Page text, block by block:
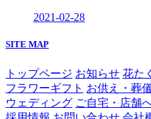
2021-02-28
SITE MAP
トップページ お知らせ 花た
フラワーギフト お供え・葬
ウェディング ご自宅・店舗